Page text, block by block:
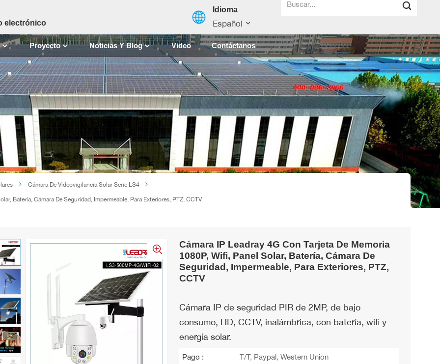
electrónico
Idioma
Español
English
français
español
العربية
中文
Proyecto Noticias Y Blog Video Contáctanos
Cámara De Videovigilancia Solar Serie LS4
Batería, Cámara De Seguridad, Impermeable, Para Exteriores, PTZ, CCTV
Cámara IP Leadray 4G Con Tarjeta De Memoria
1080P, Wifi, Panel Solar, Batería, Cámara De
Seguridad, Impermeable, Para Exteriores, PTZ,
CCTV
Cámara IP de seguridad PIR de 2MP, de bajo
consumo, HD, CCTV, inalámbrica, con batería, wifi y
energía solar.
Pago :
T/T, Paypal, Western Union